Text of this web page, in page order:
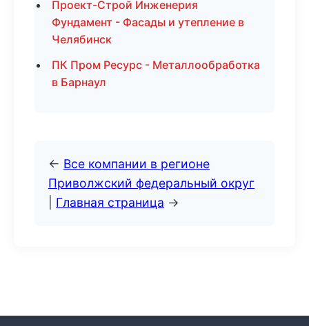
Проект-Строй Инженерия
Фундамент - Фасады и утепление в
Челябинск
ПК Пром Ресурс - Металлообработка
в Барнаул
← Все компании в регионе
Приволжский федеральный округ
Главная страница →